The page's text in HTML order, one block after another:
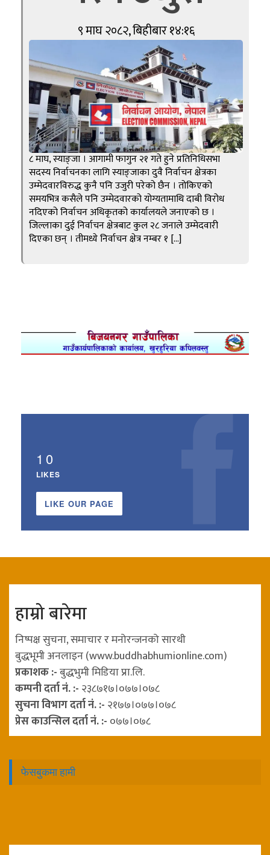
९ माघ २०८२, बिहीबार १४:१६
८ माघ, स्याङ्जा । आगामी फागुन २१ गते हुने प्रतिनिधिसभा
सदस्य निर्वाचनका लागि स्याङ्जाका दुवै निर्वाचन क्षेत्रका
उम्मेदवारविरुद्ध कुनै पनि उजुरी परेको छैन । तोकिएको
समयभित्र कसैले पनि उम्मेदवारको योग्यतामाथि दाबी विरोध
नदिएको निर्वाचन अधिकृतको कार्यालयले जनाएको छ ।
जिल्लाका दुई निर्वाचन क्षेत्रबाट कुल २८ जनाले उम्मेदवारी
दिएका छन् । तीमध्ये निर्वाचन क्षेत्र नम्बर १ […]
10
LIKES
LIKE OUR PAGE
हाम्रो बारेमा
निष्पक्ष सुचना, समाचार र मनोरन्जनको सारथी
बुद्धभूमी अनलाइन (www.buddhabhumionline.com)
प्रकाशक :-बुद्धभुमी मिडिया प्रा.लि.
कम्पनी दर्ता नं. :- २३८७१७।०७७।०७८
सुचना विभाग दर्ता नं. :- २१७७।०७७।०७८
प्रेस काउन्सिल दर्ता नं. :- ०७७।०७८
फेसबुकमा हामी